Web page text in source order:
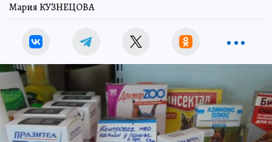
Мария КУЗНЕЦОВА